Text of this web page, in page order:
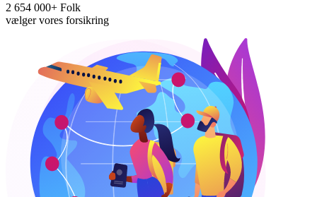
2 654 000+ Folk
vælger vores forsikring